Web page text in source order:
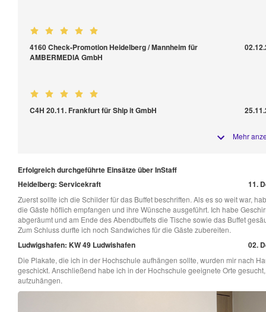
4160 Check-Promotion Heidelberg / Mannheim für
AMBERMEDIA GmbH
C4H 20.11. Frankfurt für Ship it GmbH
Mehr
Erfolgreich durchgeführte Einsätze über InStaff
Heidelberg: Servicekraft
11.
Zuerst sollte ich die Schilder für das Buffet beschriften. Als es so weit war,
die Gäste höflich empfangen und ihre Wünsche ausgeführt. Ich habe
abgeräumt und am Ende des Abendbuffets die Tische sowie das Buffet
Zum Schluss durfte ich noch Sandwiches für die Gäste zubereiten.
Ludwigshafen: KW 49 Ludwishafen 02.
Die Plakate, die ich in der Hochschule aufhängen sollte, wurden mir nach
geschickt. Anschließend habe ich in der Hochschule geeignete Orte
aufzuhängen.